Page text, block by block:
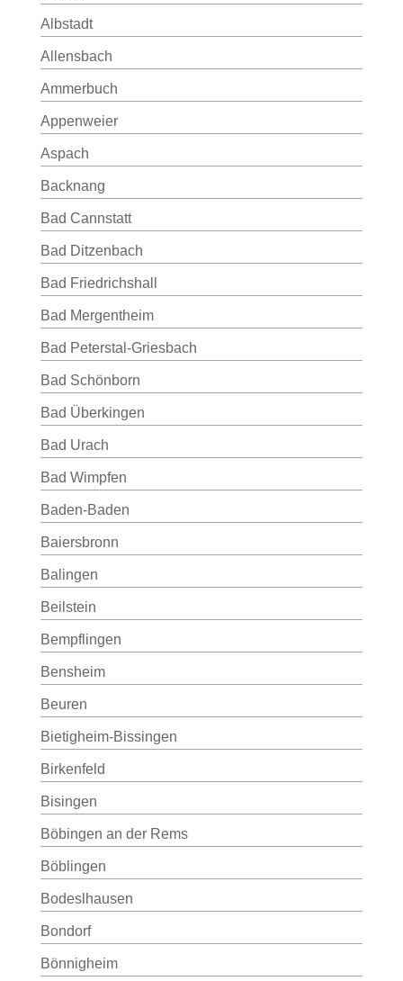
Albstadt
Allensbach
Ammerbuch
Appenweier
Aspach
Backnang
Bad Cannstatt
Bad Ditzenbach
Bad Friedrichshall
Bad Mergentheim
Bad Peterstal-Griesbach
Bad Schönborn
Bad Überkingen
Bad Urach
Bad Wimpfen
Baden-Baden
Baiersbronn
Balingen
Beilstein
Bempflingen
Bensheim
Beuren
Bietigheim-Bissingen
Birkenfeld
Bisingen
Böbingen an der Rems
Böblingen
Bodeslhausen
Bondorf
Bönnigheim